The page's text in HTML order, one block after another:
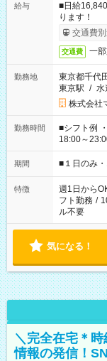
給与
■日給
ります！
交通費
交通費 一
勤務地
東京都千代
東京駅 / 水
株式会社
勤務時間
■シフト例
18:00～
etc ★最短で3時間で5,120円のお仕事から 15時間で2万円近く稼
げるお仕事も！ ご希望のお時間に合わせてご
ください！
期間 ■１日のみ
特徴 週1日から
フト勤務 /
ル不要
気になる！
＼完全在宅＊
情報の発信！